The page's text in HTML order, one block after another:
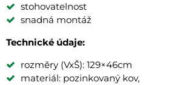
stohovatelnost
snadná montáž
Technické údaje:
rozměry (VxŠ): 129×46cm
materiál: pozinkovaný kov,